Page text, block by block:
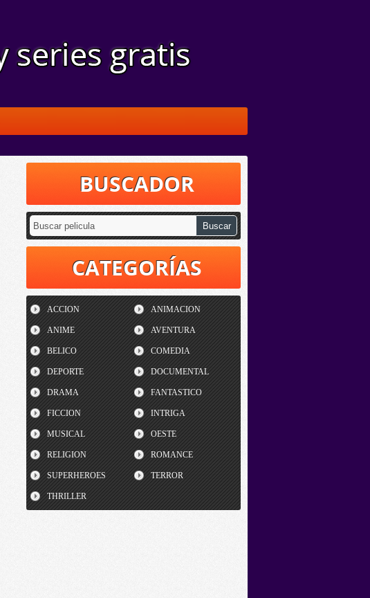
BUSCADOR
CATEGORÍAS
ACCION ANIMACION
ANIME AVENTURA
BELICO COMEDIA
DEPORTE DOCUMENTAL
DRAMA FANTASTICO
FICCION INTRIGA
MUSICAL OESTE
RELIGION ROMANCE
SUPERHEROES TERROR
THRILLER